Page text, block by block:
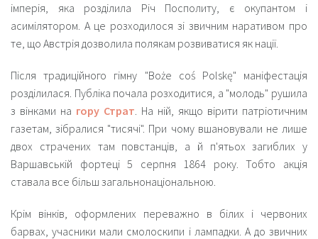
імперія, яка розділила Річ Посполиту, є окупантом і
асимілятором. А це розходилося зі звичним наративом про
те, що Австрія дозволила полякам розвиватися як нації.
Після традиційного гімну "Boże coś Polskę" маніфестація
розділилася. Публіка почала розходитися, а "молодь" рушила
з вінками на гору Страт. На ній, якщо вірити патріотичним
газетам, зібралися "тисячі". При чому вшановували не лише
двох страчених там повстанців, а й п'ятьох загиблих у
Варшавській фортеці 5 серпня 1864 року. Тобто акція
ставала все більш загальнонаціональною.
Крім вінків, оформлених переважно в білих і червоних
барвах, учасники мали смолоскипи і лампадки. А до звичних